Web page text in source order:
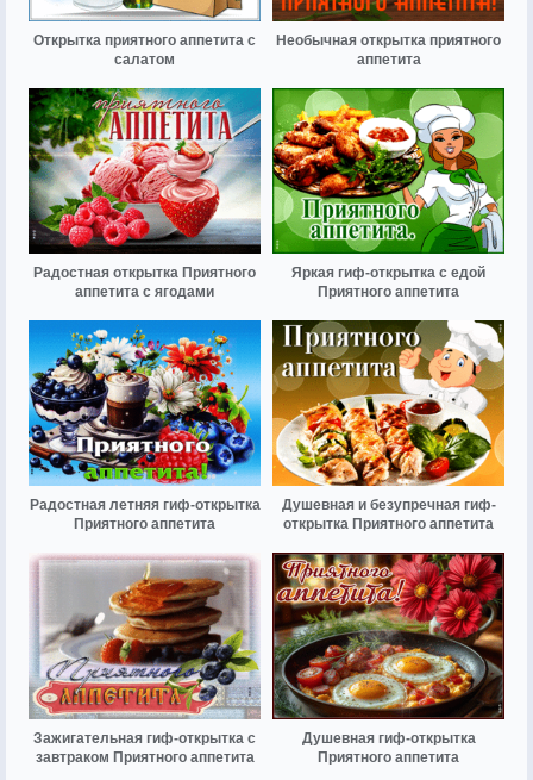
Открытка приятного аппетита с
салатом
Необычная открытка приятного
аппетита
Радостная открытка Приятного
аппетита с ягодами
Яркая гиф-открытка с едой
Приятного аппетита
Радостная летняя гиф-открытка
Приятного аппетита
Душевная и безупречная гиф-
открытка Приятного аппетита
Зажигательная гиф-открытка с
завтраком Приятного аппетита
Душевная гиф-открытка
Приятного аппетита